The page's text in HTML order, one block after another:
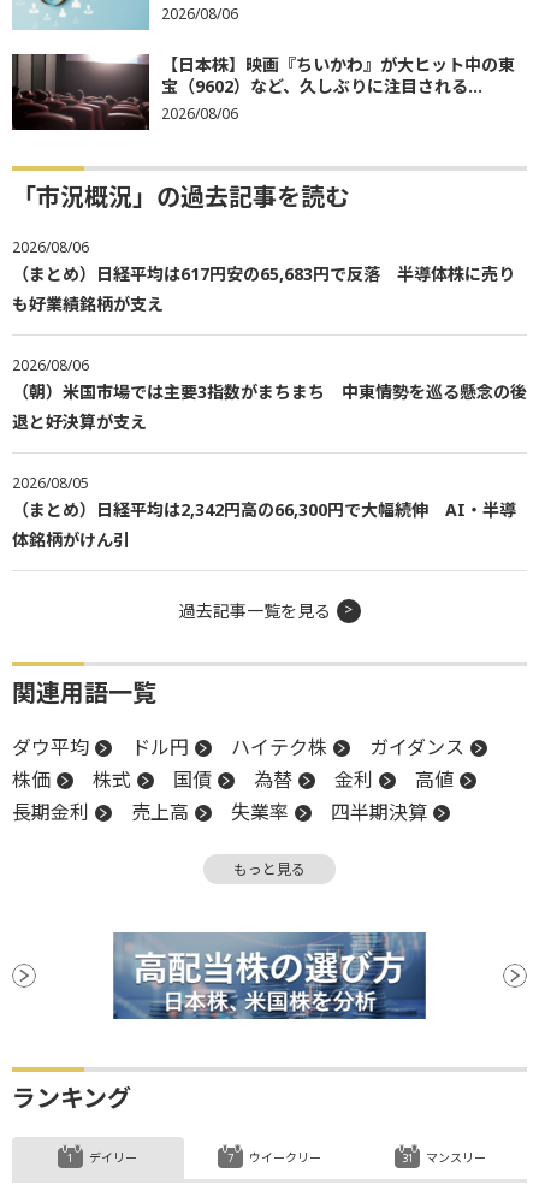
2026/08/06
【日本株】映画『ちいかわ』が大ヒット中の東
宝（9602）など、久しぶりに注目される...
2026/08/06
「市況概況」の過去記事を読む
2026/08/06
（まとめ）日経平均は617円安の65,683円で反落 半導体株に売り
も好業績銘柄が支え
2026/08/06
（朝）米国市場では主要3指数がまちまち 中東情勢を巡る懸念の後
退と好決算が支え
2026/08/05
（まとめ）日経平均は2,342円高の66,300円で大幅続伸 AI・半導
体銘柄がけん引
過去記事一覧を見る
関連用語一覧
ダウ平均 ドル円 ハイテク株
ガイダンス
株価
株式 国債 為替 金利
高値
長期金利
売上高 失業率
四半期決算
NASDAQ 反発
消費者物価指数
安値
もっと見る
ランキング
デイリー ウイークリー マンスリー